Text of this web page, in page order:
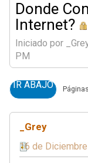
Donde
Internet?
Iniciado por
PM
IR ABAJO Páginas
_Grey
16 de